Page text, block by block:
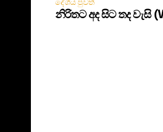
දේශීය පුවත්
නිරිතට අද සිට තද වැසි